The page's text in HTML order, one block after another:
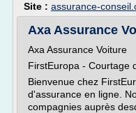
Site : assurance-
Axa Assurance
Axa Assurance Voiture
FirstEuropa - Courtage
Bienvenue chez
d'assurance en ligne.
compagnies auprès